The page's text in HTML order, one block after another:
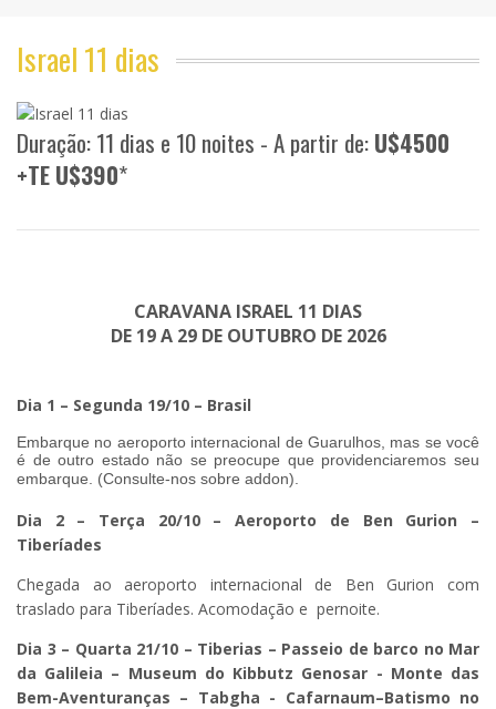
Israel 11 dias
Duração: 11 dias e 10 noites - A partir de:U$4500
+TE U$390*
CARAVANA ISRAEL 11 DIAS
DE 19 A 29 DE OUTUBRO DE 2026
Dia 1 – Segunda 19/10 – Brasil
Embarque no aeroporto internacional de Guarulhos, mas se você
é de outro estado não se preocupe que providenciaremos seu
embarque. (Consulte-nos sobre addon).
Dia 2 – Terça 20/10 – Aeroporto de Ben Gurion –
Tiberíades
Chegada ao aeroporto internacional de Ben Gurion com
traslado para Tiberíades. Acomodação e pernoite.
Dia 3 – Quarta 21/10 – Tiberias – Passeio de barco no Mar
da Galileia – Museum do Kibbutz Genosar - Monte das
Bem-Aventuranças – Tabgha - Cafarnaum–Batismo no